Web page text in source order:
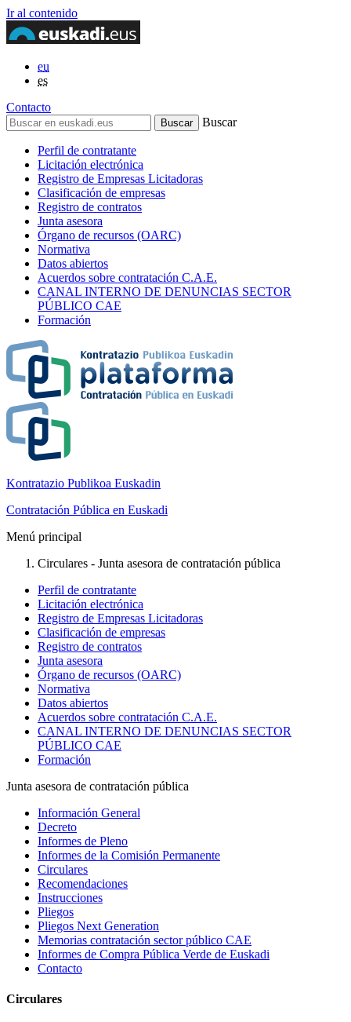
Ir al contenido
eu
es
Contacto
Buscar
Perfil de contratante
Licitación electrónica
Registro de Empresas Licitadoras
Clasificación de empresas
Registro de contratos
Junta asesora
Órgano de recursos (OARC)
Normativa
Datos abiertos
Acuerdos sobre contratación C.A.E.
CANAL INTERNO DE DENUNCIAS SECTOR
PÚBLICO CAE
Formación
Kontratazio Publikoa Euskadin
Contratación Pública en Euskadi
Menú principal
Circulares - Junta asesora de contratación pública
Perfil de contratante
Licitación electrónica
Registro de Empresas Licitadoras
Clasificación de empresas
Registro de contratos
Junta asesora
Órgano de recursos (OARC)
Normativa
Datos abiertos
Acuerdos sobre contratación C.A.E.
CANAL INTERNO DE DENUNCIAS SECTOR
PÚBLICO CAE
Formación
Junta asesora de contratación pública
Información General
Decreto
Informes de Pleno
Informes de la Comisión Permanente
Circulares
Recomendaciones
Instrucciones
Pliegos
Pliegos Next Generation
Memorias contratación sector público CAE
Informes de Compra Pública Verde de Euskadi
Contacto
Circulares